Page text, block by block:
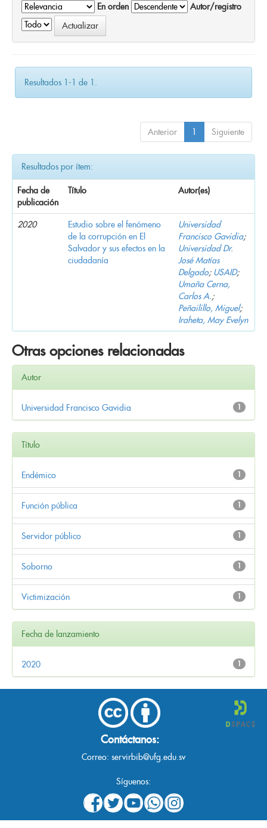
En orden
Autor/registro
Resultados 1-1 de 1.
Anterior 1 Siguiente
Resultados por ítem:
Fecha de
publicación
Título Autor(es)
2020
Estudio sobre el fenómeno
de la corrupción en El
Salvador y sus efectos en la
ciudadanía
Universidad
Francisco Gavidia;
Universidad Dr.
José Matías
Delgado; USAID;
Umaña Cerna,
Carlos A.;
Peñailillo, Miguel;
Iraheta, May Evelyn
Otras opciones relacionadas
Autor
1
Universidad Francisco Gavidia
Título
1
Endémico
1
Función pública
1
Servidor público
1
Soborno
1
Victimización
Fecha de lanzamiento
1
2020
Contáctanos:
Correo: servirbib@ufg.edu.sv
Síguenos: